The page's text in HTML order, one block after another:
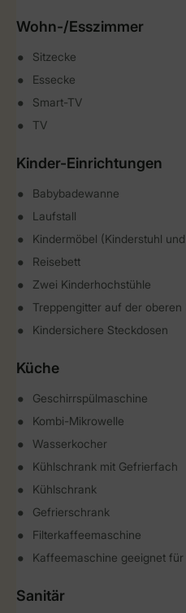
Wohn-/Esszimmer
Sitzecke
Essecke
Smart-TV
TV
Kinder-Einrichtungen
Babybadewanne
Laufstall
Kindermöbel (Kinderstuhl
Reisebett
Zwei Kinderhochstühle
Treppengitter auf der oberen
Kindersichere Steckdosen
Küche
Geschirrspülmaschine
Kombi-Mikrowelle
Wasserkocher
Kühlschrank mit Gefrierfach
Kühlschrank
Gefrierschrank
Filterkaffeemaschine
Kaffeemaschine geeignet für
Sanitär